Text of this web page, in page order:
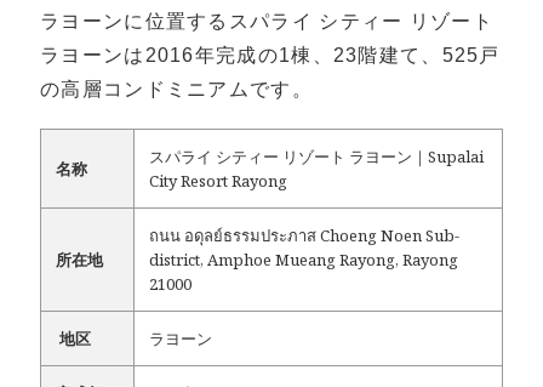
ラヨーンに位置するスパライ シティー リゾート
ラヨーンは2016年完成の1棟、23階建て、525戸
の高層コンドミニアムです。
名称
スパライ シティー リゾート ラヨーン｜Supalai
City Resort Rayong
所在地
ถนน อดุลย์ธรรมประภาส Choeng Noen Sub-
district, Amphoe Mueang Rayong, Rayong
21000
地区 ラヨーン